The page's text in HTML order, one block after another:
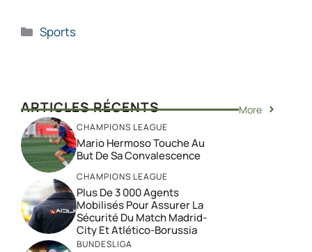
Catégories
Sports
ARTICLES RÉCENTS More
CHAMPIONS LEAGUE
Mario Hermoso Touche Au
But De Sa Convalescence
CHAMPIONS LEAGUE
Plus De 3 000 Agents
Mobilisés Pour Assurer La
Sécurité Du Match Madrid-
City Et Atlético-Borussia
BUNDESLIGA